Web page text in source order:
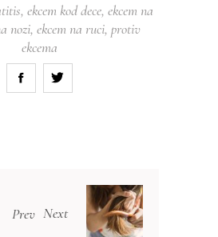
, ekcem kod dece, ekcem na
nozi, ekcem na ruci, protiv
ekcema
Prev Next